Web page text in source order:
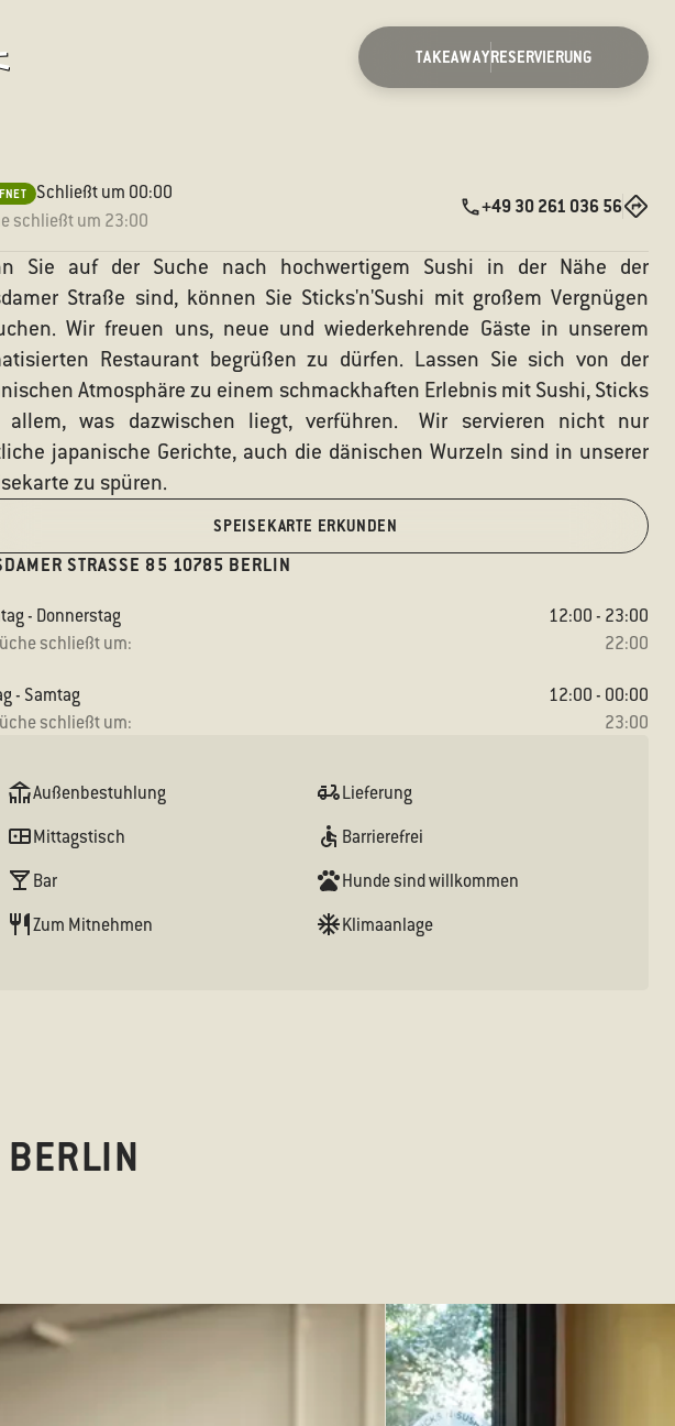
Schließt um 00:00
schließt um 23:00
+49 30 261 036 56
Sie auf der Suche nach hochwertigem Sushi in der Nähe der
Straße sind, können Sie Sticks'n'Sushi mit großem Vergnügen
Wir freuen uns, neue und wiederkehrende Gäste in unserem
Restaurant begrüßen zu dürfen. Lassen Sie sich von der
Atmosphäre zu einem schmackhaften Erlebnis mit Sushi, Sticks
allem, was dazwischen liegt, verführen. Wir servieren nicht nur
japanische Gerichte, auch die dänischen Wurzeln sind in unserer
zu spüren.
SPEISEKARTE ERKUNDEN
STRASSE 85 10785 BERLIN
- Donnerstag
12:00 - 23:00
schließt um:
22:00
- Samtag
12:00 - 00:00
schließt um:
23:00
Außenbestuhlung
Mittagstisch
Bar
Zum Mitnehmen
Lieferung
Barrierefrei
Hunde sind willkommen
Klimaanlage
BERLIN
TAKEAWAYRESERVIERUNG